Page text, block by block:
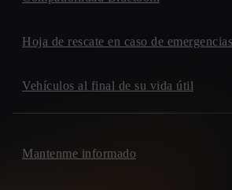
Hoja de rescate en caso de emergencias
Vehículos al final de su vida útil
Mantenme informado